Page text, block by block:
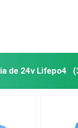
de 24v Lifepo4